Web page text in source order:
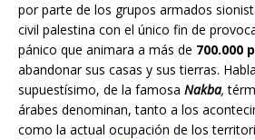
por parte de los grupos armados
civil palestina con el único fin de
pánico que animara a más de 700.000
abandonar sus casas y sus tierras.
supuestísimo, de la famosa Nakba,
árabes denominan, tanto a los
como la actual ocupación de los